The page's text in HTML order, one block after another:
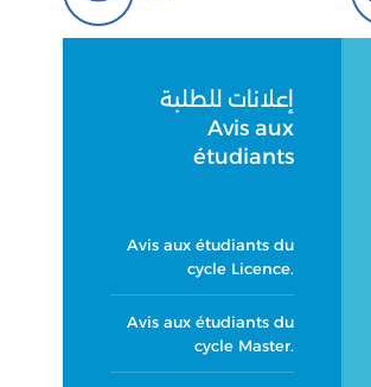
إعلانات للطلبة
Avis aux
étudiants
Avis aux étudiants du
cycle Licence.
Avis aux étudiants du
cycle Master.